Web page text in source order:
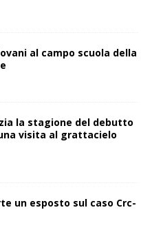
al campo scuola della
la stagione del debutto
visita al grattacielo
un esposto sul caso Crc-